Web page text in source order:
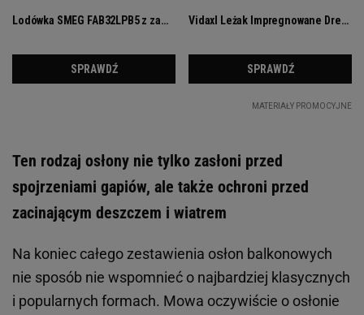
Ten rodzaj osłony nie tylko zasłoni przed
spojrzeniami gapiów, ale także ochroni przed
zacinającym deszczem i wiatrem
Na koniec całego zestawienia osłon balkonowych
nie sposób nie wspomnieć o najbardziej klasycznych
i popularnych formach. Mowa oczywiście o osłonie